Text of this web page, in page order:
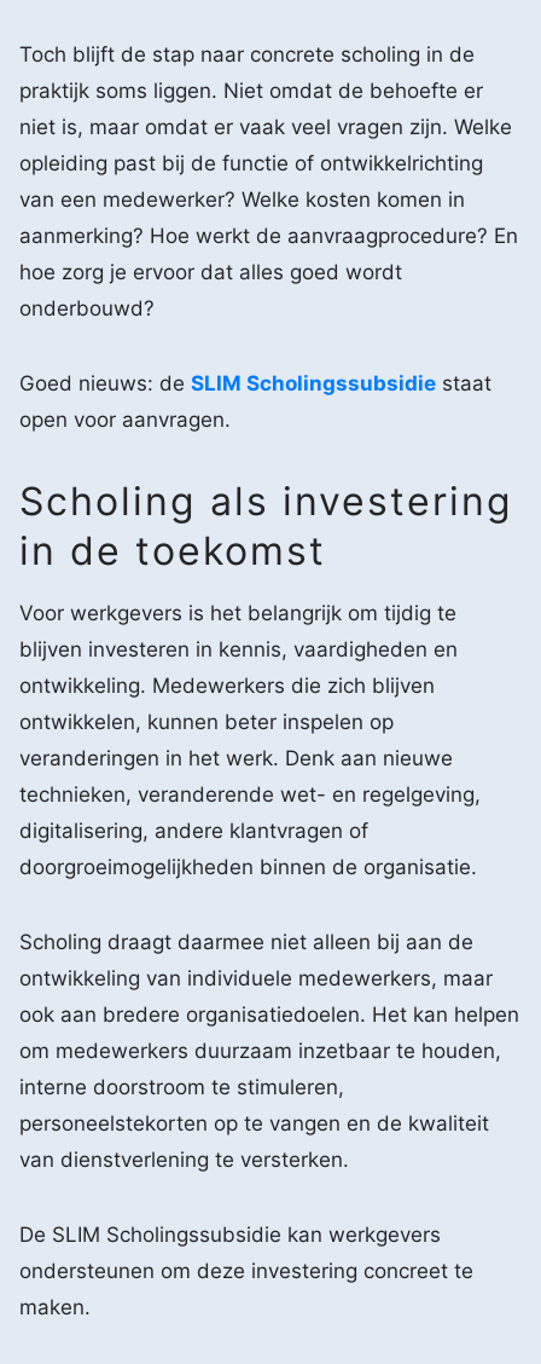
Toch blijft de stap naar concrete scholing in de
praktijk soms liggen. Niet omdat de behoefte er
niet is, maar omdat er vaak veel vragen zijn. Welke
opleiding past bij de functie of ontwikkelrichting
van een medewerker? Welke kosten komen in
aanmerking? Hoe werkt de aanvraagprocedure? En
hoe zorg je ervoor dat alles goed wordt
onderbouwd?
Goed nieuws: de SLIM Scholingssubsidie staat
open voor aanvragen.
Scholing als investering
in de toekomst
Voor werkgevers is het belangrijk om tijdig te
blijven investeren in kennis, vaardigheden en
ontwikkeling. Medewerkers die zich blijven
ontwikkelen, kunnen beter inspelen op
veranderingen in het werk. Denk aan nieuwe
technieken, veranderende wet- en regelgeving,
digitalisering, andere klantvragen of
doorgroeimogelijkheden binnen de organisatie.
Scholing draagt daarmee niet alleen bij aan de
ontwikkeling van individuele medewerkers, maar
ook aan bredere organisatiedoelen. Het kan helpen
om medewerkers duurzaam inzetbaar te houden,
interne doorstroom te stimuleren,
personeelstekorten op te vangen en de kwaliteit
van dienstverlening te versterken.
De SLIM Scholingssubsidie kan werkgevers
ondersteunen om deze investering concreet te
maken.